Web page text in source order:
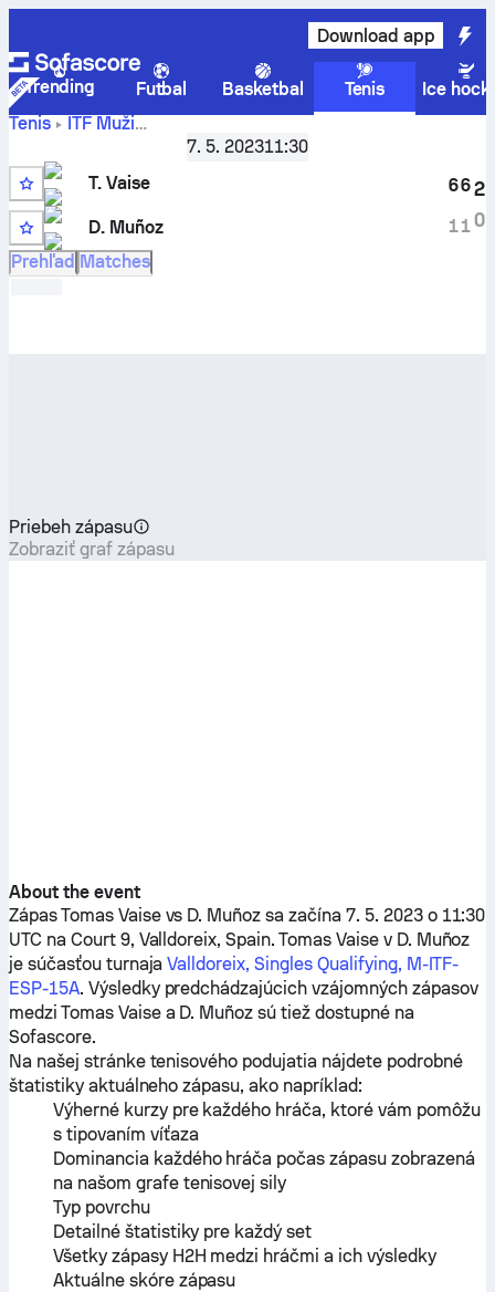
Download app
Trending Futbal Basketbal Tenis
Ice
Tenis
ITF Muži
Valldoreix, Singles Qualifying, M-ITF-ESP-15A
skóreTomas Vaise
7. 5. 202311:30
T. Vaise
D. Muñoz
6
1
6
1
2
0
Prehľad Matches
Priebeh zápasu
Zobraziť graf zápasu
About the event
ZápasTomas Vaisevs D. Muñoz sa začína 7. 5. 2023 o 11:30
UTC na Court 9, Valldoreix, Spain.Tomas Vaisev D. Muñoz
je súčasťou turnajaValldoreix, Singles Qualifying, M-ITF-
ESP-15A. Výsledky predchádzajúcich vzájomných zápasov
medzi Tomas Vaisea D. Muñoz sú tiež dostupné na
Sofascore.
Na našej stránke tenisového podujatia nájdete podrobné
štatistiky aktuálneho zápasu, ako napríklad:
Výherné kurzy pre každého hráča, ktoré vám pomôžu
s tipovaním víťaza
Dominancia každého hráča počas zápasu zobrazená
na našom grafe tenisovej sily
Typ povrchu
Detailné štatistiky pre každý set
Všetky zápasy H2H medzi hráčmi a ich výsledky
Aktuálne skóre zápasu